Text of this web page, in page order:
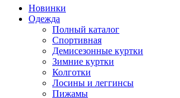
Новинки
Одежда
Полный каталог
Спортивная
Демисезонные куртки
Зимние куртки
Колготки
Лосины и леггинсы
Пижамы